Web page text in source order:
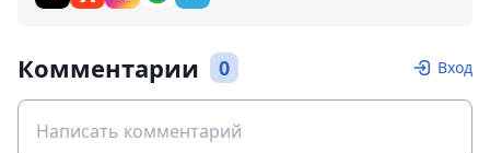
Комментарии 0 Вход